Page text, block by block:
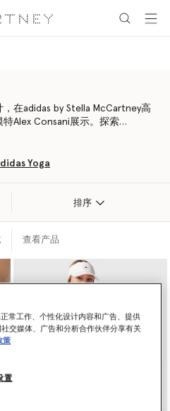
在adidas by Stella McCartney高
Alex Consani展示。探索
采用吸湿排汗的Primegreen再生
Yoga
排序
查看产品
常工作、个性化设计内容和广告、提供
交媒体、广告和分析合作伙伴分享有关
策
置